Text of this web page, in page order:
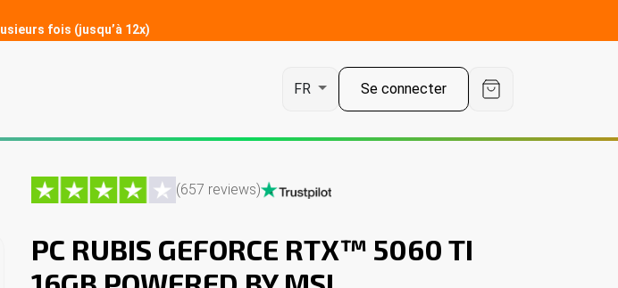
fois (jusqu’à 12x)
FR Se connecter
(657 reviews)
PC RUBIS GEFORCE RTX™ 5060 TI